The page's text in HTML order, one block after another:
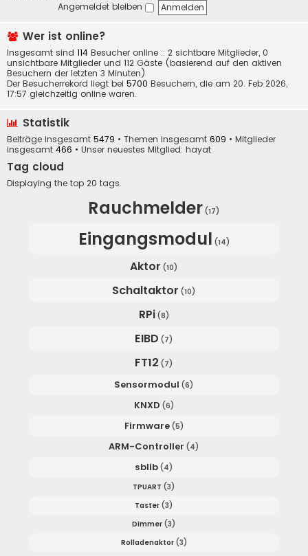
Angemeldet bleiben
Wer ist online?
Insgesamt sind 114 Besucher online :: 2 sichtbare Mitglieder, 0
unsichtbare Mitglieder und 112 Gäste (basierend auf den aktiven
Besuchern der letzten 3 Minuten)
Der Besucherrekord liegt bei 5700 Besuchern, die am 20. Feb 2026,
17:57 gleichzeitig online waren.
Statistik
Beiträge insgesamt 5479 • Themen insgesamt 609 • Mitglieder
insgesamt 466 • Unser neuestes Mitglied: hayat
Tag cloud
Displaying the top 20 tags.
Rauchmelder (17)
Eingangsmodul (14)
Aktor (10)
Schaltaktor (10)
RPi (8)
EIBD (7)
FT12 (7)
Sensormodul (6)
KNXD (6)
Firmware (5)
ARM-Controller (4)
sblib (4)
TPUART (3)
Taster (3)
Dimmer (3)
Rolladenaktor (3)